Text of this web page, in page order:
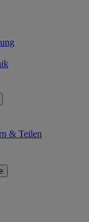
& Teilen